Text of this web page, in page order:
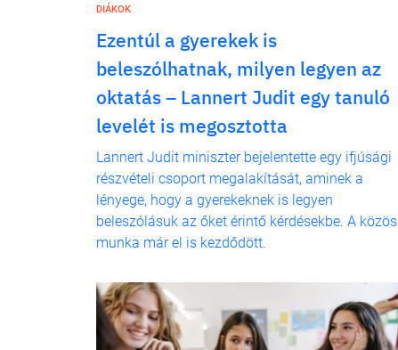
DIÁKOK
Ezentúl a gyerekek is
beleszólhatnak, milyen legyen az
oktatás – Lannert Judit egy tanuló
levelét is megosztotta
Lannert Judit miniszter bejelentette egy ifjúsági
részvételi csoport megalakítását, aminek a
lényege, hogy a gyerekeknek is legyen
beleszólásuk az őket érintő kérdésekbe. A közös
munka már el is kezdődött.